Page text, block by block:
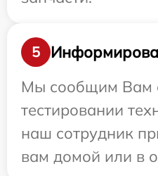
5
Мы сообщим Вам
тестировании
наш сотрудник
вам домой или в